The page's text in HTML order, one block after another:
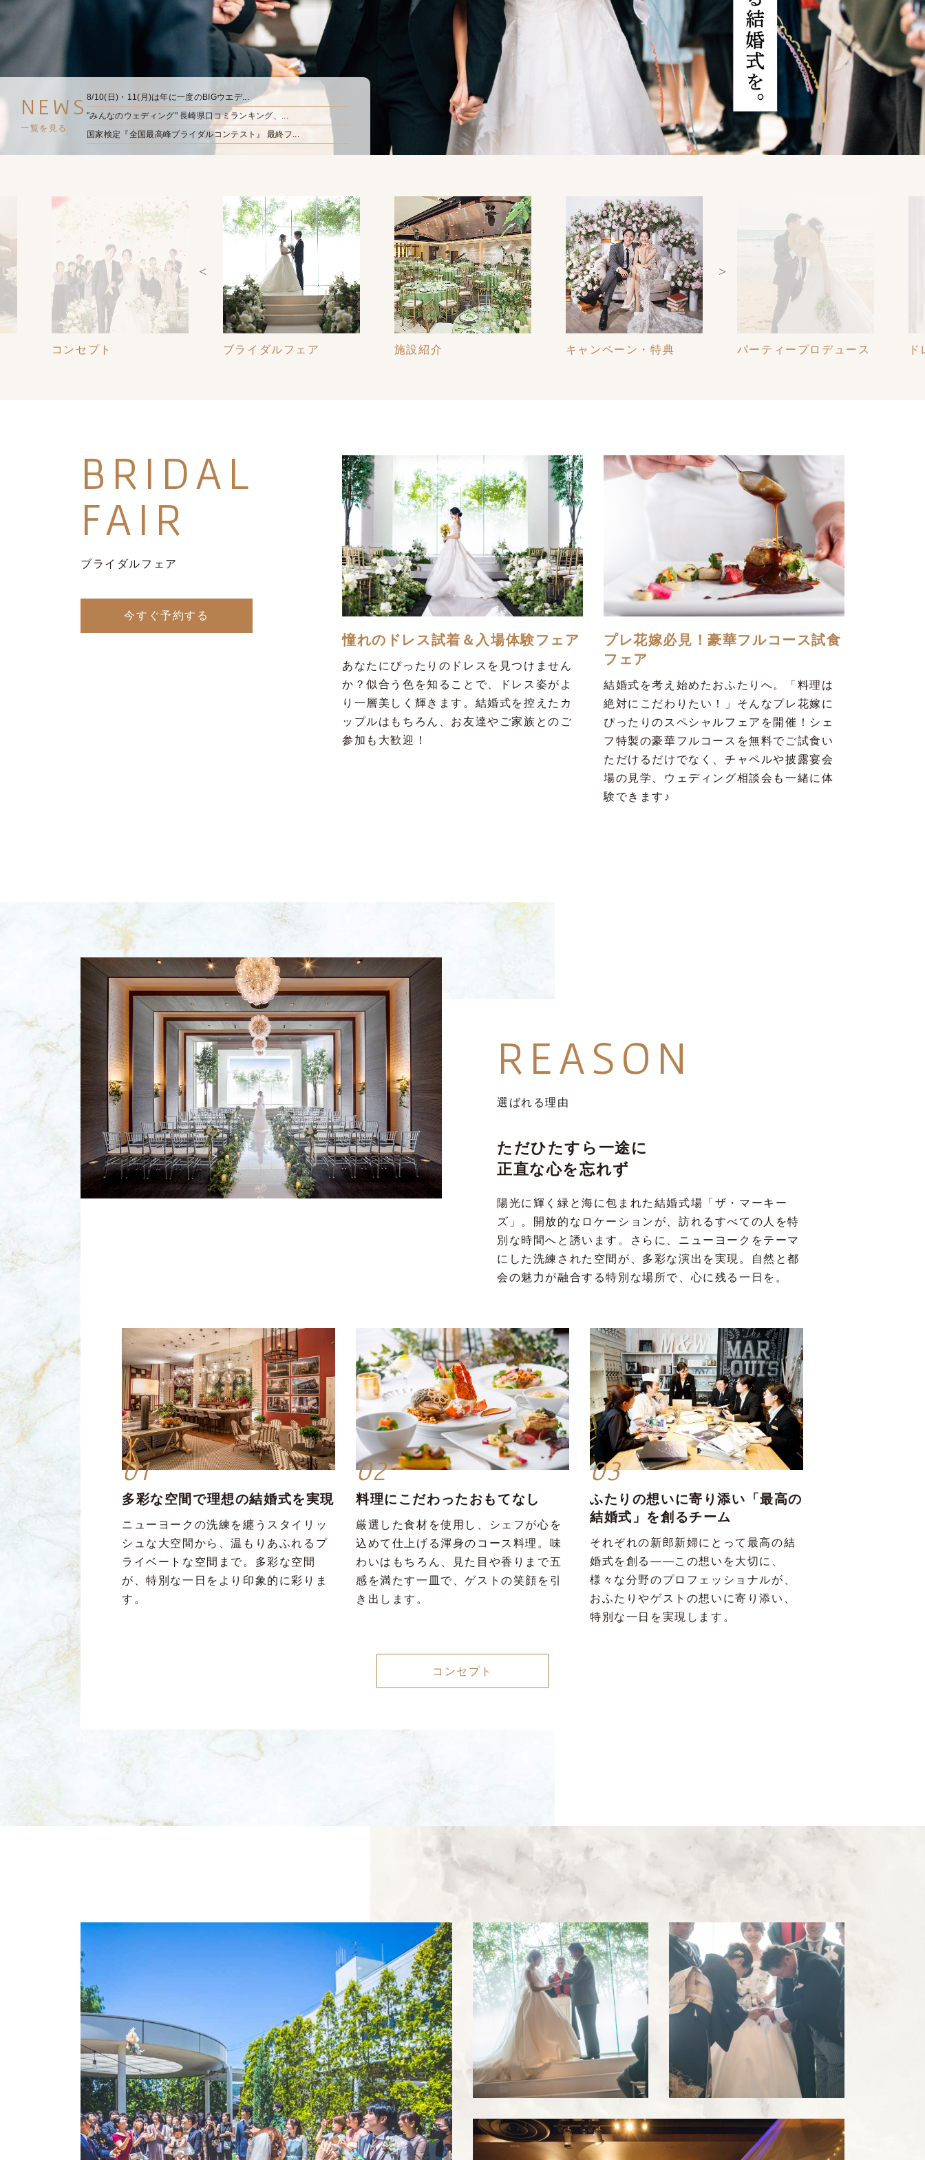
NEWS
一覧を見る
8/10(日)・11(月)は年に一度のBIGウエデ...
"みんなのウェディング" 長崎県口コミランキング、...
国家検定『全国最高峰ブライダルコンテスト』 最終フ...
ブライダルフェア 施設紹介 キャンペーン・特典 パーティープロデュース ドレス 料
BRIDAL
FAIR
ブライダルフェア
今すぐ予約する
憧れのドレス試着＆入場体験フェア
あなたにぴったりのドレスを見つけません
か？似合う色を知ることで、ドレス姿がよ
り一層美しく輝きます。結婚式を控えたカ
ップルはもちろん、お友達やご家族とのご
参加も大歓迎！
プレ花嫁必見！豪華フルコース試食
フェア
結婚式を考え始めたおふたりへ。「料理は
絶対にこだわりたい！」そんなプレ花嫁に
ぴったりのスペシャルフェアを開催！シェ
フ特製の豪華フルコースを無料でご試食い
ただけるだけでなく、チャペルや披露宴会
場の見学、ウェディング相談会も一緒に体
験できます♪
REASON
選ばれる理由
ただひたすら一途に
正直な心を忘れず
陽光に輝く緑と海に包まれた結婚式場「ザ・マーキー
ズ」。開放的なロケーションが、訪れるすべての人を特
別な時間へと誘います。さらに、ニューヨークをテーマ
にした洗練された空間が、多彩な演出を実現。自然と都
会の魅力が融合する特別な場所で、心に残る一日を。
01
多彩な空間で理想の結婚式を実現
ニューヨークの洗練を纏うスタイリッ
シュな大空間から、温もりあふれるプ
ライベートな空間まで。多彩な空間
が、特別な一日をより印象的に彩りま
す。
02
料理にこだわったおもてなし
厳選した食材を使用し、シェフが心を
込めて仕上げる渾身のコース料理。味
わいはもちろん、見た目や香りまで五
感を満たす一皿で、ゲストの笑顔を引
き出します。
03
ふたりの想いに寄り添い「最高の
結婚式」を創るチーム
それぞれの新郎新婦にとって最高の結
婚式を創る——この想いを大切に、
様々な分野のプロフェッショナルが、
おふたりやゲストの想いに寄り添い、
特別な一日を実現します。
コンセプト